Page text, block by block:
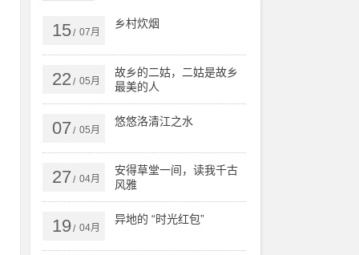
15/ 07月
乡村炊烟
22 / 05月
故乡的二姑，二姑是故乡
最美的人
07 / 05月
悠悠洛清江之水
27 / 04月
安得草堂一间，读我千古
风雅
19/ 04月
异地的 “时光红包”